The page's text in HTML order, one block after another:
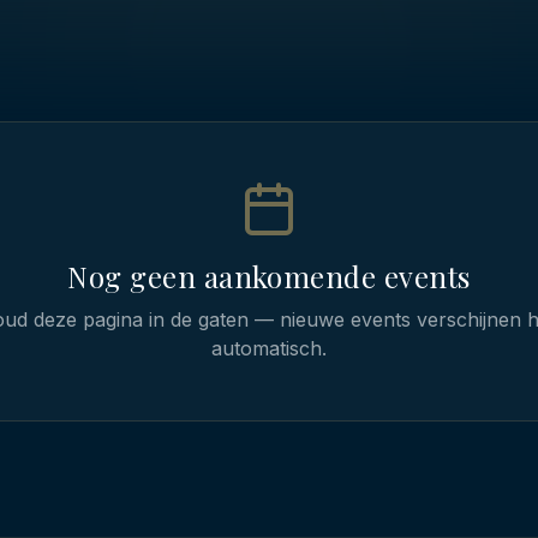
Nog geen aankomende events
deze pagina in de gaten — nieuwe events verschijnen
automatisch.